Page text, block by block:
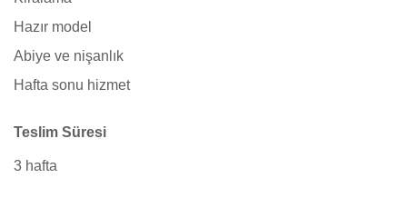
Hazır model
Abiye ve nişanlık
Hafta sonu hizmet
Teslim Süresi
3 hafta